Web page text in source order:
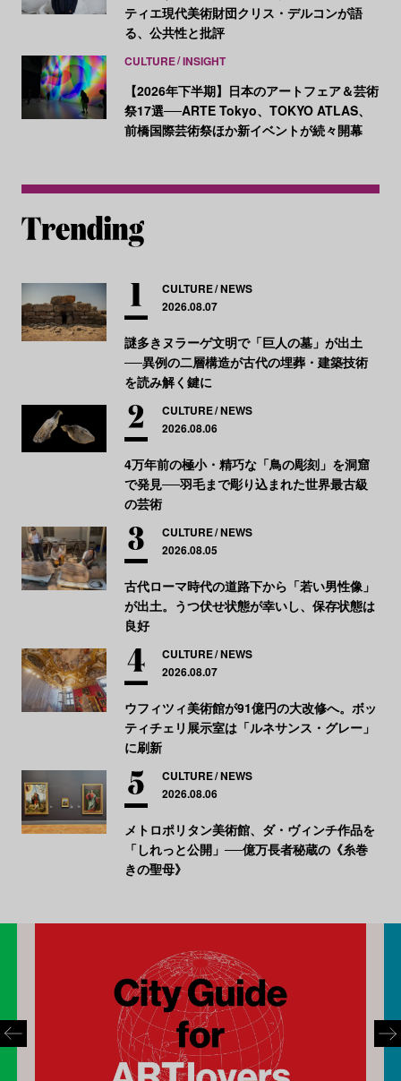
ティエ現代美術財団クリス・デルコンが語
る、公共性と批評
CULTURE INSIGHT
【2026年下半期】日本のアートフェア＆芸術
祭17選──ARTE Tokyo、TOKYO ATLAS、
前橋国際芸術祭ほか新イベントが続々開幕
CULTURE NEWS
2026.08.07
謎多きヌラーゲ文明で「巨人の墓」が出土
──異例の二層構造が古代の埋葬・建築技術
を読み解く鍵に
CULTURE NEWS
2026.08.06
4万年前の極小・精巧な「鳥の彫刻」を洞窟
で発見──羽毛まで彫り込まれた世界最古級
の芸術
CULTURE NEWS
2026.08.05
古代ローマ時代の道路下から「若い男性像」
が出土。うつ伏せ状態が幸いし、保存状態は
良好
CULTURE NEWS
2026.08.07
ウフィツィ美術館が91億円の大改修へ。ボッ
ティチェリ展示室は「ルネサンス・グレー」
に刷新
CULTURE NEWS
2026.08.06
メトロポリタン美術館、ダ・ヴィンチ作品を
「しれっと公開」──億万長者秘蔵の《糸巻
きの聖母》